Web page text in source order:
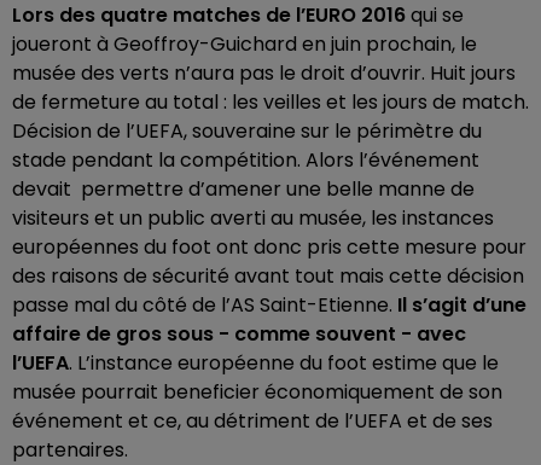
Lors des quatre matches de l’EURO 2016qui se
joueront à Geoffroy-Guichard en juin prochain, le
musée des verts n’aura pas le droit d’ouvrir. Huit jours
de fermeture au total : les veilles et les jours de match.
Décision de l’UEFA, souveraine sur le périmètre du
stade pendant la compétition. Alors l’événement
devait permettre d’amener une belle manne de
visiteurs et un public averti au musée, les instances
européennes du foot ont donc pris cette mesure pour
des raisons de sécurité avant tout mais cette décision
passe mal du côté de l’AS Saint-Etienne. Il s’agit d’une
affaire de gros sous - comme souvent - avec
l’UEFA. L’instance européenne du foot estime que le
musée pourrait beneficier économiquement de son
événement et ce, au détriment de l’UEFA et de ses
partenaires.